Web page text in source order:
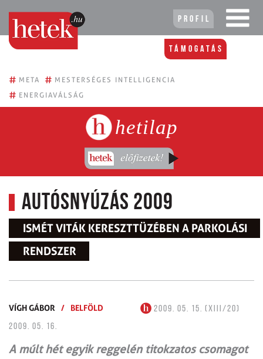
Profil
Támogatás
# META # MESTERSÉGES INTELLIGENCIA
# ENERGIAVÁLSÁG
hetilap
Autósnyúzás 2009
ISMÉT VITÁK KERESZTTÜZÉBEN A PARKOLÁSI
RENDSZER
VÍGH GÁBOR / BELFÖLD
2009. 05. 15. (XIII/20)
2009. 05. 16.
A múlt hét egyik reggelén titokzatos csomagot